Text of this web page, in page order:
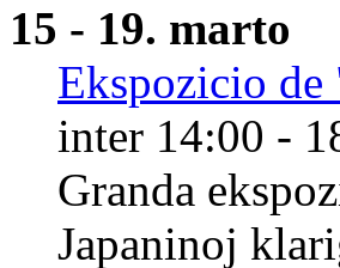
15 - 19. marto
Ekspozicio de
inter 14:00 -
Granda
Japaninoj